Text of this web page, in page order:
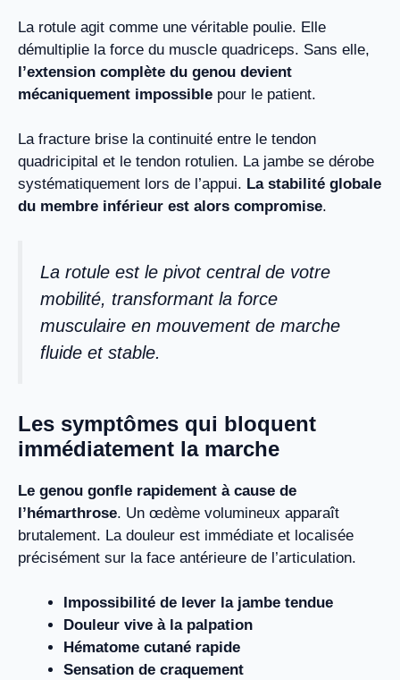
La rotule agit comme une véritable poulie. Elle
démultiplie la force du muscle quadriceps. Sans elle,
l’extension complète du genou devient
mécaniquement impossible pour le patient.
La fracture brise la continuité entre le tendon
quadricipital et le tendon rotulien. La jambe se dérobe
systématiquement lors de l’appui. La stabilité globale
du membre inférieur est alors compromise.
La rotule est le pivot central de votre
mobilité, transformant la force
musculaire en mouvement de marche
fluide et stable.
Les symptômes qui bloquent
immédiatement la marche
Le genou gonfle rapidement à cause de
l’hémarthrose. Un œdème volumineux apparaît
brutalement. La douleur est immédiate et localisée
précisément sur la face antérieure de l’articulation.
Impossibilité de lever la jambe tendue
Douleur vive à la palpation
Hématome cutané rapide
Sensation de craquement